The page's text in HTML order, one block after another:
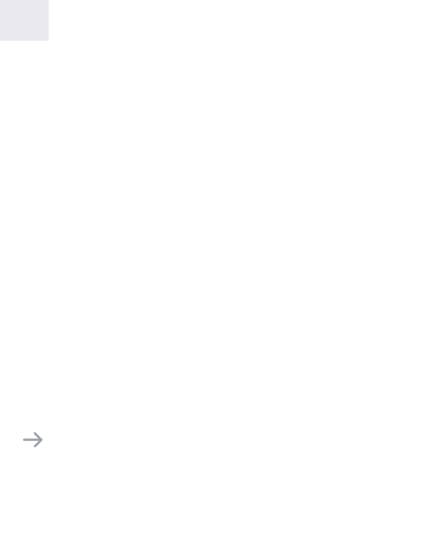
Mon fils qui est autiste est stimulé tous les